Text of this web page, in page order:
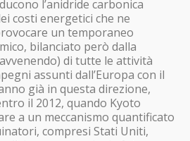
l’anidride carbonica
costi energetici che ne
un temporaneo
bilanciato però dalla
di tutte le attività
assunti dall’Europa con il
già in questa direzione,
il 2012, quando Kyoto
a un meccanismo quantificato
compresi Stati Uniti,